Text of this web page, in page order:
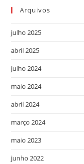
Arquivos
julho 2025
abril 2025
julho 2024
maio 2024
abril 2024
março 2024
maio 2023
junho 2022